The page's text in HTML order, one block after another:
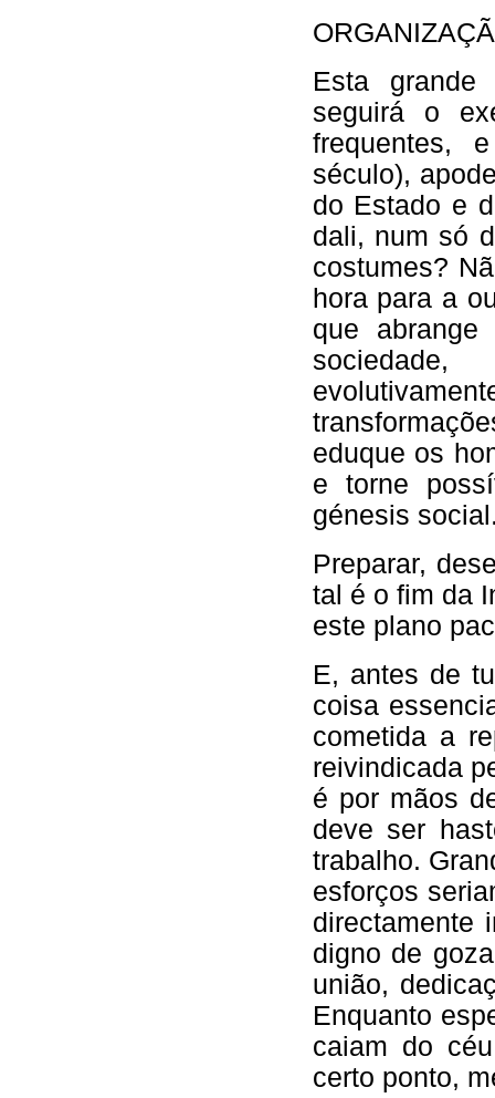
Esta
seguirá o
frequentes,
século),
do Estado e
dali, num só
costumes?
hora para a
que
eduque os
e torne
génesis
Preparar,
tal é o fim da
este plano
E, antes de
coisa
cometida a
reivindicada
é por mãos
deve ser
trabalho.
esforços
directamente
digno de
união,
Enquanto
caiam do
certo ponto,